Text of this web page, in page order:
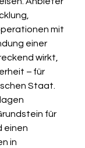
mit
einer
wirkt,
– für
Staat.
für
einen
in